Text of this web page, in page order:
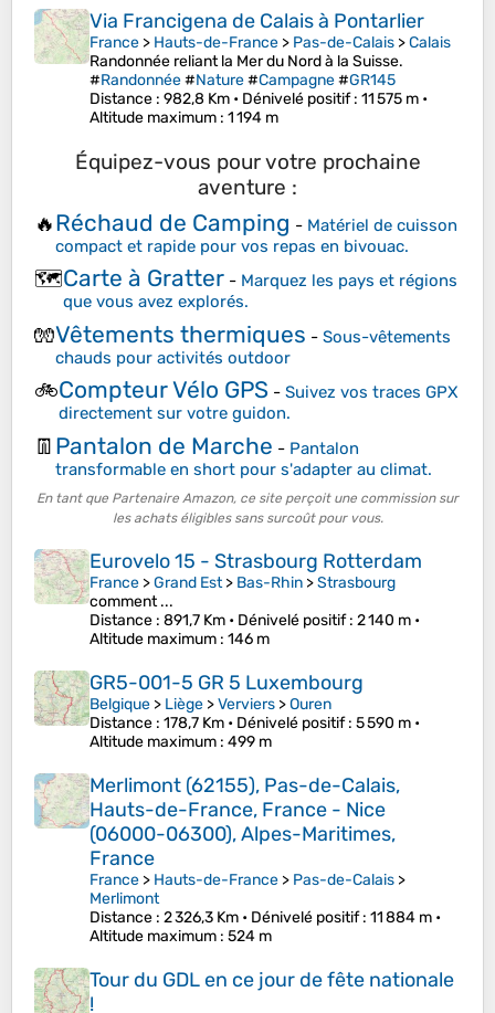
Via Francigena de Calais à Pontarlier
France > Hauts-de-France > Pas-de-Calais >Calais
Randonnée reliant la Mer du Nord à la Suisse.
#Randonnée#Nature#Campagne#GR145
Distance : 982,8 Km • Dénivelé positif: 11 575 m •
Altitude maximum : 1 194 m
Équipez-vous pour votre prochaine
aventure :
🔥Réchaud de Camping - Matériel de cuisson
compact et rapide pour vos repas en bivouac.
🗺️Carte à Gratter - Marquez les pays et régions
que vous avez explorés.
🧤Vêtements thermiques - Sous-vêtements
chauds pour activités outdoor
🚲Compteur Vélo GPS - Suivez vos traces GPX
directement sur votre guidon.
👖 Pantalon de Marche - Pantalon
transformable en short pour s'adapter au climat.
En tant que Partenaire Amazon, ce site perçoit une commission sur
les achats éligibles sans surcoût pour vous.
Eurovelo 15 - Strasbourg Rotterdam
France >Grand Est> Bas-Rhin >Strasbourg
comment ...
Distance : 891,7 Km • Dénivelé positif: 2 140 m •
Altitude maximum : 146 m
GR5-001-5 GR 5 Luxembourg
Belgique > Liège >Verviers >Ouren
Distance : 178,7 Km • Dénivelé positif: 5 590 m •
Altitude maximum : 499 m
Merlimont (62155), Pas-de-Calais,
Hauts-de-France, France - Nice
(06000-06300), Alpes-Maritimes,
France
France > Hauts-de-France > Pas-de-Calais >
Merlimont
Distance : 2 326,3 Km • Dénivelé positif: 11 884 m •
Altitude maximum : 524 m
Tour du GDL en ce jour de fête nationale
!